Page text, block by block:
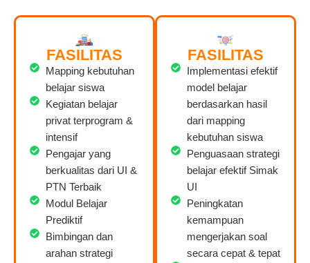
FASILITAS
Mapping kebutuhan
belajar siswa
Kegiatan belajar
privat terprogram &
intensif
Pengajar yang
berkualitas dari UI &
PTN Terbaik
Modul Belajar
Prediktif
Bimbingan dan
arahan strategi
FASILITAS
Implementasi efektif
model belajar
berdasarkan hasil
dari mapping
kebutuhan siswa
Penguasaan strategi
belajar efektif Simak
UI
Peningkatan
kemampuan
mengerjakan soal
secara cepat & tepat